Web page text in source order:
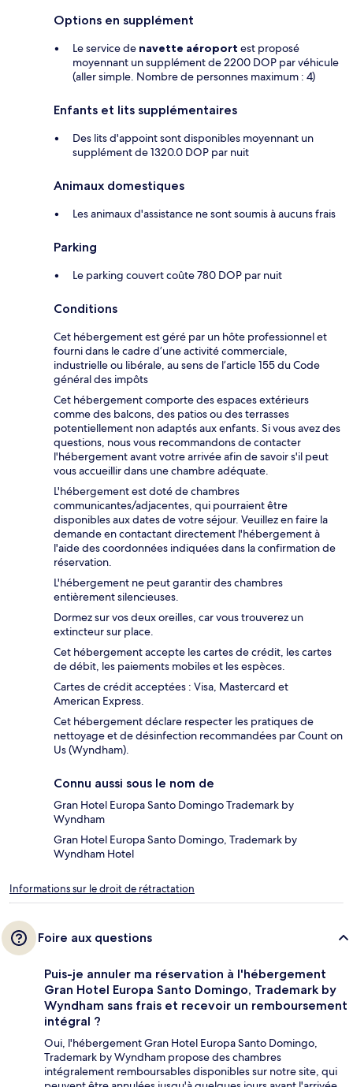
Options en supplément
Le service de navette aéroport est proposé
moyennant un supplément de 2200 DOP par véhicule
(aller simple. Nombre de personnes maximum : 4)
Enfants et lits supplémentaires
Des lits d'appoint sont disponibles moyennant un
supplément de 1320.0 DOP par nuit
Animaux domestiques
Les animaux d'assistance ne sont soumis à aucuns frais
Parking
Le parking couvert coûte 780 DOP par nuit
Conditions
Cet hébergement est géré par un hôte professionnel et
fourni dans le cadre d’une activité commerciale,
industrielle ou libérale, au sens de l’article 155 du Code
général des impôts
Cet hébergement comporte des espaces extérieurs
comme des balcons, des patios ou des terrasses
potentiellement non adaptés aux enfants. Si vous avez des
questions, nous vous recommandons de contacter
l'hébergement avant votre arrivée afin de savoir s'il peut
vous accueillir dans une chambre adéquate.
L'hébergement est doté de chambres
communicantes/adjacentes, qui pourraient être
disponibles aux dates de votre séjour. Veuillez en faire la
demande en contactant directement l'hébergement à
l'aide des coordonnées indiquées dans la confirmation de
réservation.
L'hébergement ne peut garantir des chambres
entièrement silencieuses.
Dormez sur vos deux oreilles, car vous trouverez un
extincteur sur place.
Cet hébergement accepte les cartes de crédit, les cartes
de débit, les paiements mobiles et les espèces.
Cartes de crédit acceptées : Visa, Mastercard et
American Express.
Cet hébergement déclare respecter les pratiques de
nettoyage et de désinfection recommandées par Count on
Us (Wyndham).
Connu aussi sous le nom de
Gran Hotel Europa Santo Domingo Trademark by
Wyndham
Gran Hotel Europa Santo Domingo, Trademark by
Wyndham Hotel
Informations sur le droit de rétractation
Foire aux questions
Puis-je annuler ma réservation à l'hébergement
Gran Hotel Europa Santo Domingo, Trademark by
Wyndham sans frais et recevoir un remboursement
intégral ?
Oui, l'hébergement Gran Hotel Europa Santo Domingo,
Trademark by Wyndham propose des chambres
intégralement remboursables disponibles sur notre site, qui